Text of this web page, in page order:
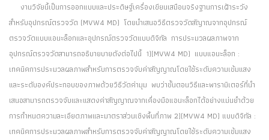
งานวิจัยนี้เป็นการออกแบบและประดิษฐ์เครื่องเขียนเสมือนจริงฐานการเฝ้าระวัง
สำหรับอุปกรณ์ตรวจวัด (MVW4 MD) โดยนำเสนอวิธีตรวจวัดสัญาณจากอุปกรณ์
ตรวจวัดแบบแอนะล็อกและอุปกรณ์ตรวจวัดแบบดิจิทัล การประมวลผลภาพจาก
อุปกรณ์ตรวจวัดสามารถอธิบายบายดังต่อไปนี้ 1)(MVW4 MD) แบบแอนะล็อก :
เทคนิคการประมวลผลภาพสำหรับการตรวจจับค่าสัญญาณโดยใช้ระดับความเข้มแสง
และระดับองค์ประกอบของภาพด้วยวิธีวัดค่ามุม พบว่าขั้นตอนวิธีและพารามิเตอร์ที่นำ
เสนอสามารถตรวจจับและแสดงค่าสัญญาณจากเคื่องมือแอนะล็อกได้อย่างแม่นยำด้วย
การกำหนดความละเอียดภาพและมาตราส่วนเชิงพื้นที่ภาพ 2)(MVW4 MD) แบบดิจิทัล :
เทคนิคการประมวลผลภาพสำหรับการตรวจจับค่าสัญญาณโดยใช้ระดับความเข้มแสง